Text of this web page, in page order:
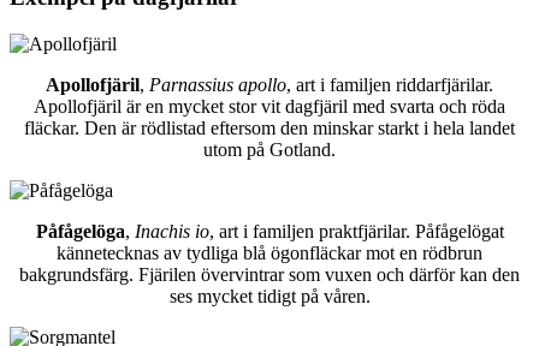
Apollofjäril, Parnassius apollo, art i familjen riddarfjärilar.
Apollofjäril är en mycket stor vit dagfjäril med svarta och röda
fläckar. Den är rödlistad eftersom den minskar starkt i hela landet
utom på Gotland.
Påfågelöga, Inachis io, art i familjen praktfjärilar. Påfågelögat
kännetecknas av tydliga blå ögonfläckar mot en rödbrun
bakgrundsfärg. Fjärilen övervintrar som vuxen och därför kan den
ses mycket tidigt på våren.